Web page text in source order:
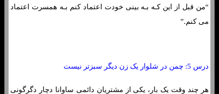
“من قبل از این کـه بـه بینی خودت اعتماد کنم بـه همسرت اعتماد
می کنم.”
درس 5: چمن در شلوار یک زن دیگر سبزتر نیست
هر چند وقت یک بار، یکی از مشتریان دائمی ساوانا دچار دگرگونی